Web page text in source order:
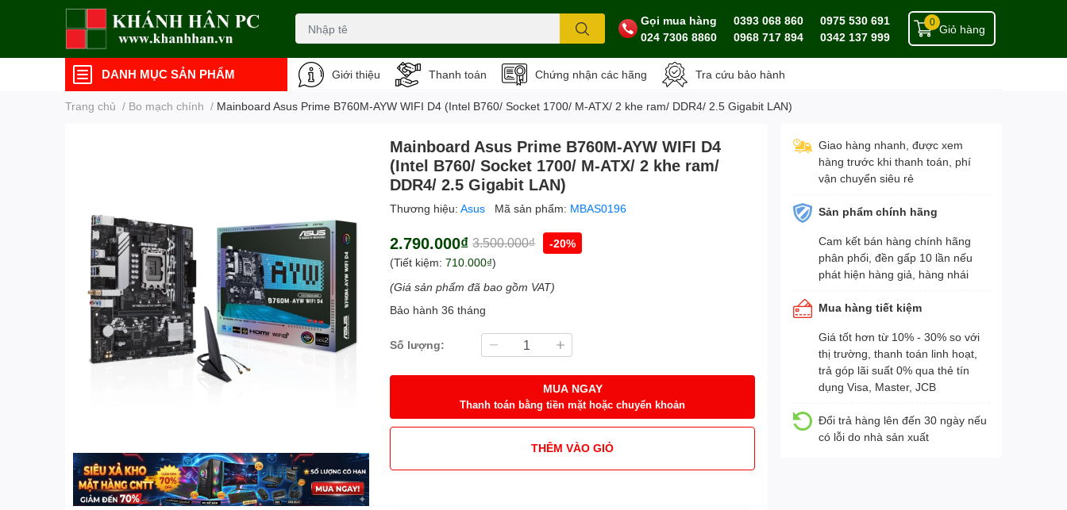
Gọi mua hàng
024 7306 8860
0393 068 860
0968 717 894
0975 530 691
0342 137 999
Giỏ hàng
0
DANH MỤC SẢN PHẨM Giới thiệu Thanh toán Chứng nhận các hãng Tra cứu bảo hành
Trang chủ / Bo mạch chính / Mainboard Asus Prime B760M-AYW WIFI D4 (Intel B760/ Socket 1700/ M-ATX/ 2 khe ram/ DDR4/ 2.5 Gigabit LAN)
Mainboard Asus Prime B760M-AYW WIFI D4
(Intel B760/ Socket 1700/ M-ATX/ 2 khe ram/
DDR4/ 2.5 Gigabit LAN)
Thương hiệu:Asus Mã sản phẩm: MBAS0196
2.790.000₫ 3.500.000₫
-20%
(Tiết kiệm:710.000₫)
(Giá sản phẩm đã bao gồm VAT)
Bảo hành 36 tháng
Số lượng:
MUA NGAY
Thanh toán bằng tiền mặt hoặc chuyển khoản
THÊM VÀO GIỎ
Giao hàng nhanh, được xem
hàng trước khi thanh toán, phí
vận chuyển siêu rẻ
Sản phẩm chính hãng
Cam kết bán hàng chính hãng
phân phối, đền gấp 10 lần nếu
phát hiện hàng giả, hàng nhái
Mua hàng tiết kiệm
Giá tốt hơn từ 10% - 30% so với
thị trường, thanh toán linh hoạt,
trả góp lãi suất 0% qua thẻ tín
dụng Visa, Master, JCB
Đổi trả hàng lên đến 30 ngày nếu
có lỗi do nhà sản xuất